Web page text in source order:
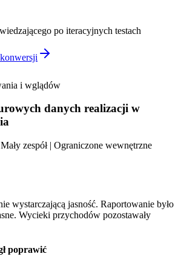
po iteracyjnych testach
i wglądów
danych realizacji w
zespół | Ograniczone wewnętrzne
wystarczającą jasność. Raportowanie było
Wycieki przychodów pozostawały
poprawić